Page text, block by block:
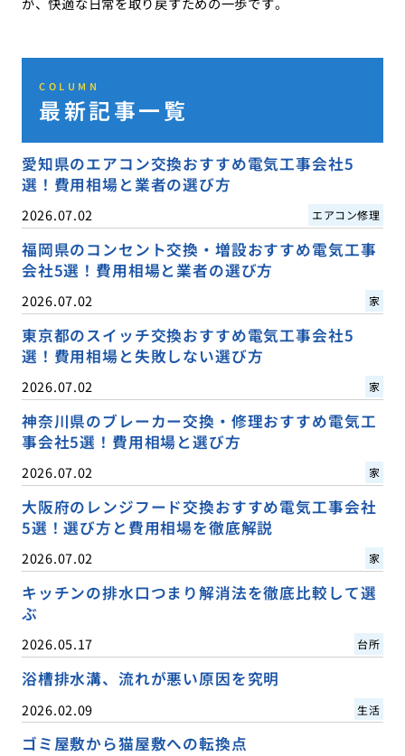
COLUMN
最新記事一覧
愛知県のエアコン交換おすすめ電気工事会社5
選！費用相場と業者の選び方
2026.07.02 エアコン修理
福岡県のコンセント交換・増設おすすめ電気工事
会社5選！費用相場と業者の選び方
2026.07.02 家
東京都のスイッチ交換おすすめ電気工事会社5
選！費用相場と失敗しない選び方
2026.07.02 家
神奈川県のブレーカー交換・修理おすすめ電気工
事会社5選！費用相場と選び方
2026.07.02 家
大阪府のレンジフード交換おすすめ電気工事会社
5選！選び方と費用相場を徹底解説
2026.07.02 家
キッチンの排水口つまり解消法を徹底比較して選
ぶ
2026.05.17 台所
浴槽排水溝、流れが悪い原因を究明
2026.02.09 生活
ゴミ屋敷から猫屋敷への転換点